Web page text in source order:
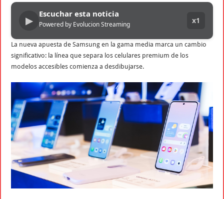
▶
Escuchar esta noticia
Powered by Evolucion Streaming x1
La nueva apuesta de Samsung en la gama media marca un cambio
significativo: la línea que separa los celulares premium de los
modelos accesibles comienza a desdibujarse.